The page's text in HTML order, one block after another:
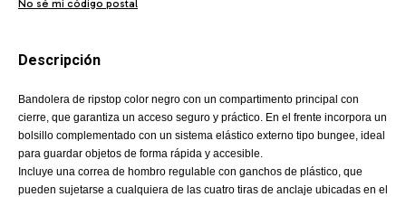
No sé mi código postal
Descripción
Bandolera de ripstop color negro con un compartimento principal con
cierre, que garantiza un acceso seguro y práctico. En el frente incorpora un
bolsillo complementado con un sistema elástico externo tipo bungee, ideal
para guardar objetos de forma rápida y accesible.
Incluye una correa de hombro regulable con ganchos de plástico, que
pueden sujetarse a cualquiera de las cuatro tiras de anclaje ubicadas en el